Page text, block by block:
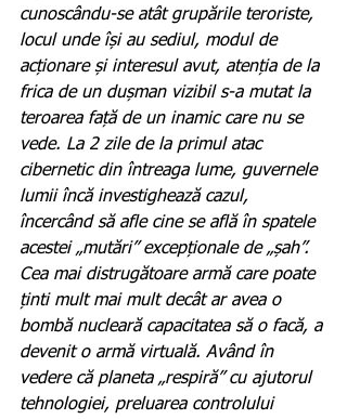
cunoscându-se atât grupările teroriste,
locul unde își au sediul, modul de
acționare și interesul avut, atenția de la
frica de un dușman vizibil s-a mutat la
teroarea față de un inamic care nu se
vede. La 2 zile de la primul atac
cibernetic din întreaga lume, guvernele
lumii încă investighează cazul,
încercând să afle cine se află în spatele
acestei „mutări” excepționale de „șah”.
Cea mai distrugătoare armă care poate
ținti mult mai mult decât ar avea o
bombă nucleară capacitatea să o facă, a
devenit o armă virtuală. Având în
vedere că planeta „respiră” cu ajutorul
tehnologiei, preluarea controlului